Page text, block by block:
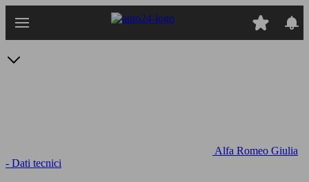
Alfa Romeo Giulia
- Dati tecnici